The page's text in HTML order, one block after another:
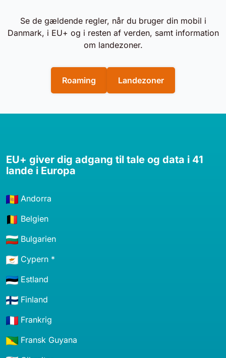
Se de gældende regler, når du bruger din mobil i
Danmark, i EU+ og i resten af verden, samt information
om landezoner.
Roaming Landezoner
EU+ giver dig adgang til tale og data i 41
lande i Europa
Andorra
Belgien
Bulgarien
Cypern *
Estland
Finland
Frankrig
Fransk Guyana